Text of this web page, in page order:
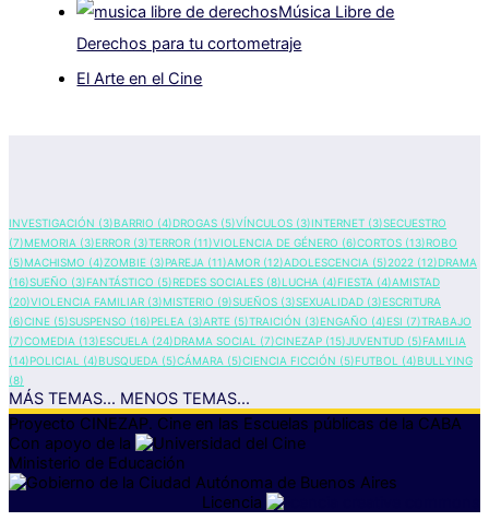
Música Libre de
Derechos para tu cortometraje
El Arte en el Cine
INVESTIGACIÓN (3)BARRIO (4)DROGAS (5)VÍNCULOS (3)INTERNET (3)SECUESTRO
(7)MEMORIA (3)ERROR (3)TERROR (11)VIOLENCIA DE GÉNERO (6)CORTOS (13)ROBO
(5)MACHISMO (4)ZOMBIE (3)PAREJA (11)AMOR (12)ADOLESCENCIA (5)2022 (12)DRAMA
(16)SUEÑO (3)FANTÁSTICO (5)REDES SOCIALES (8)LUCHA (4)FIESTA (4)AMISTAD
(20)VIOLENCIA FAMILIAR (3)MISTERIO (9)SUEÑOS (3)SEXUALIDAD (3)ESCRITURA
(6)CINE (5)SUSPENSO (16)PELEA (3)ARTE (5)TRAICIÓN (3)ENGAÑO (4)ESI (7)TRABAJO
(7)COMEDIA (13)ESCUELA (24)DRAMA SOCIAL (7)CINEZAP (15)JUVENTUD (5)FAMILIA
(14)POLICIAL (4)BUSQUEDA (5)CÁMARA (5)CIENCIA FICCIÓN (5)FUTBOL (4)BULLYING
(8)
MÁS TEMAS... MENOS TEMAS...
Proyecto CINEZAP. Cine en las Escuelas públicas de la CABA
Con apoyo de la
Ministerio de Educación
Licencia